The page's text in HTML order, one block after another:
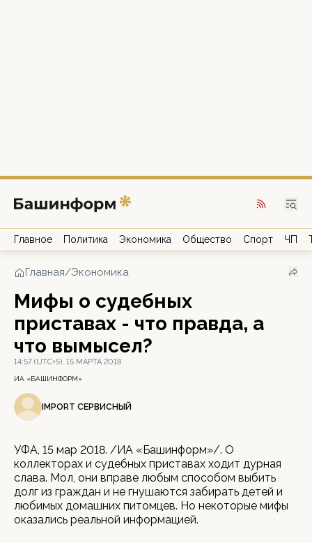
Главное Политика Экономика Общество Спорт ЧП
Главная/Экономика
Мифы о судебных
приставах - что правда, а
что вымысел?
14:57 (UTC+5), 15 МАРТА 2018
ИА «БАШИНФОРМ»
IMPORT СЕРВИСНЫЙ
УФА, 15 мар 2018. /ИА «Башинформ»/. О
коллекторах и судебных приставах ходит дурная
слава. Мол, они вправе любым способом выбить
долг из граждан и не гнушаются забирать детей и
любимых домашних питомцев. Но некоторые мифы
оказались реальной информацией.